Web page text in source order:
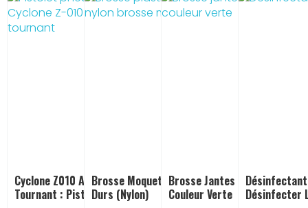
Cyclone Z010 Avec Raccord
Tournant : Pistolet Pneumatique
Brosse Moquette Bleue : Poils
Durs (nylon)
Brosse Jantes - Plastique
Couleur Verte
Désinfecter